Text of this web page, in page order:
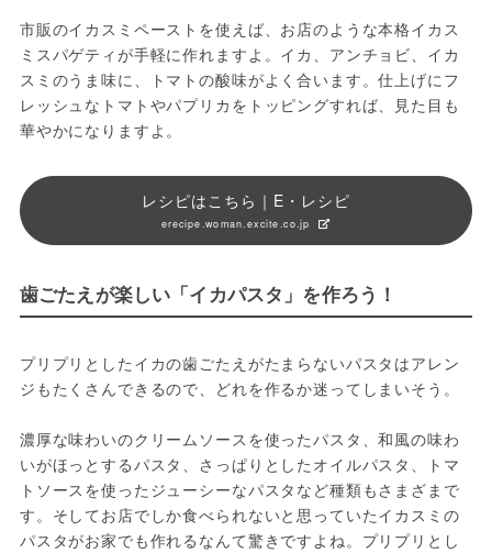
市販のイカスミペーストを使えば、お店のような本格イカス
ミスパゲティが手軽に作れますよ。イカ、アンチョビ、イカ
スミのうま味に、トマトの酸味がよく合います。仕上げにフ
レッシュなトマトやパプリカをトッピングすれば、見た目も
華やかになりますよ。
レシピはこちら｜E・レシピ
erecipe.woman.excite.co.jp
歯ごたえが楽しい「イカパスタ」を作ろう！
プリプリとしたイカの歯ごたえがたまらないパスタはアレン
ジもたくさんできるので、どれを作るか迷ってしまいそう。
濃厚な味わいのクリームソースを使ったパスタ、和風の味わ
いがほっとするパスタ、さっぱりとしたオイルパスタ、トマ
トソースを使ったジューシーなパスタなど種類もさまざまで
す。そしてお店でしか食べられないと思っていたイカスミの
パスタがお家でも作れるなんて驚きですよね。プリプリとし